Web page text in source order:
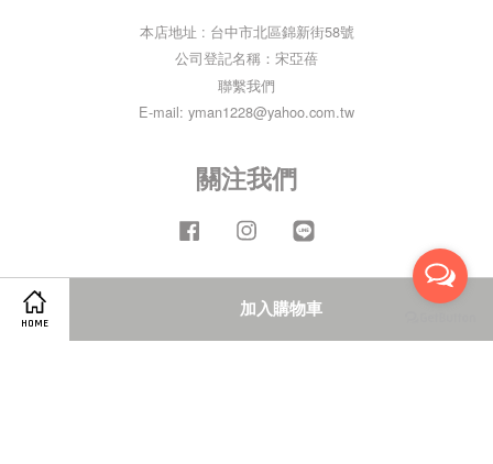
HOME
加入購物車
本店地址 : 台中市北區錦新街58號
公司登記名稱：宋亞蓓
聯繫我們
E-mail: yman1228@yahoo.com.tw
關注我們
Facebook Instagram
Visa MasterAmerican
Express